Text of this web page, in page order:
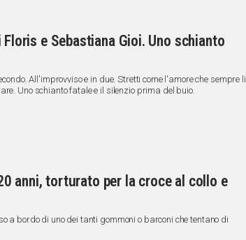
e Sebastiana Gioi. Uno schianto
All'improvviso e in due. Stretti come l'amore che sempre li
Uno schianto fatale e il silenzio prima del buio.
anni, torturato per la croce al collo e
a bordo di uno dei tanti gommoni o barconi che tentano di